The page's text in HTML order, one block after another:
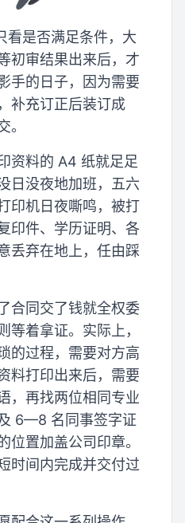
看是否满足条件，大
初审结果出来后，才
手的日子，因为需要
补充订正后装订成
。
资料的 A4 纸就足足
日没夜地加班，五六
印机日夜嘶鸣，被打
印件、学历证明、各
丢弃在地上，任由踩
合同交了钱就全权委
等着拿证。实际上，
的过程，需要对方高
料打印出来后，需要
，再找两位相同专业
6—8 名同事签字证
位置加盖公司印章。
时间内完成并交付过